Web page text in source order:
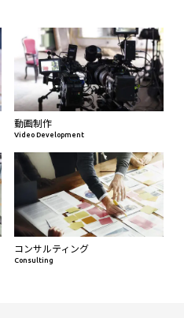
動画制作
Video Development
コンサルティング
Consulting